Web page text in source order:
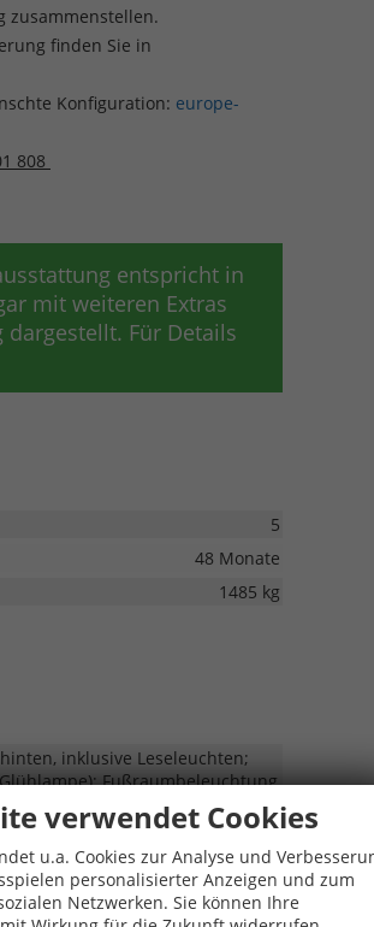
zusammenstellen.
finden Sie in
Konfiguration: europe-
808
entspricht in
mit weiteren Extras
Für Details
5
48 Monate
1485 kg
inklusive Leseleuchten;
Fußraumbeleuchtung
Sitzheizung vorn
für die Vordersitze;
abblendend;
verwendet Cookies
u.a. Cookies zur Analyse und
personalisierter Anzeigen und zum
Netzwerken. Sie können Ihre